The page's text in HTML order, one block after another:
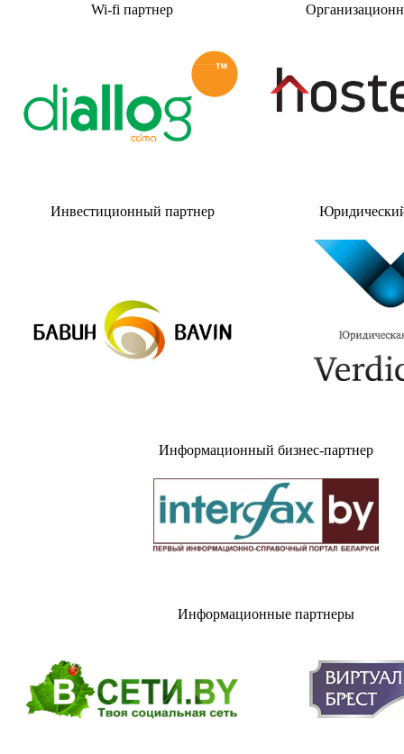
Wi-fi партнер
Инвестиционный партнер
Информационный бизнес-партнер
Информационные партнеры